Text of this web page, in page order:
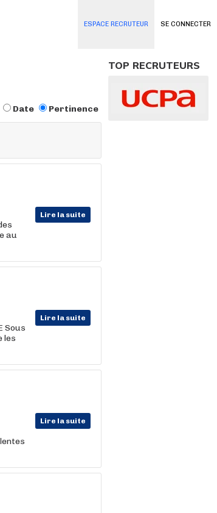
SE CONNECTER
ESPACE RECRUTEUR
Date Pertinence
Lire la suite
au
Lire la suite
Sous
les
Lire la suite
TOP RECRUTEURS